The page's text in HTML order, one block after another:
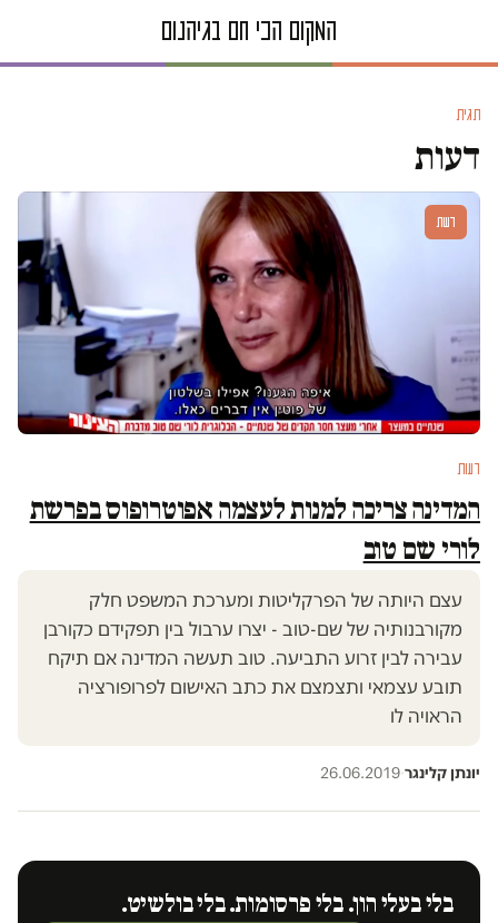
תגית
דעות
דעות
דעות
המדינה צריכה למנות לעצמה אפוטרופוס בפרשת
לורי שם טוב
עצם היותה של הפרקליטות ומערכת המשפט חלק
מקורבנותיה של שם-טוב - יצרו ערבול בין תפקידם כקורבן
עבירה לבין זרוע התביעה. טוב תעשה המדינה אם תיקח
תובע עצמאי ותצמצם את כתב האישום לפרופורציה
הראויה לו
יונתן קלינגר·
26.06.2019
בלי בעלי הון. בלי פרסומות. בלי בולשיט.